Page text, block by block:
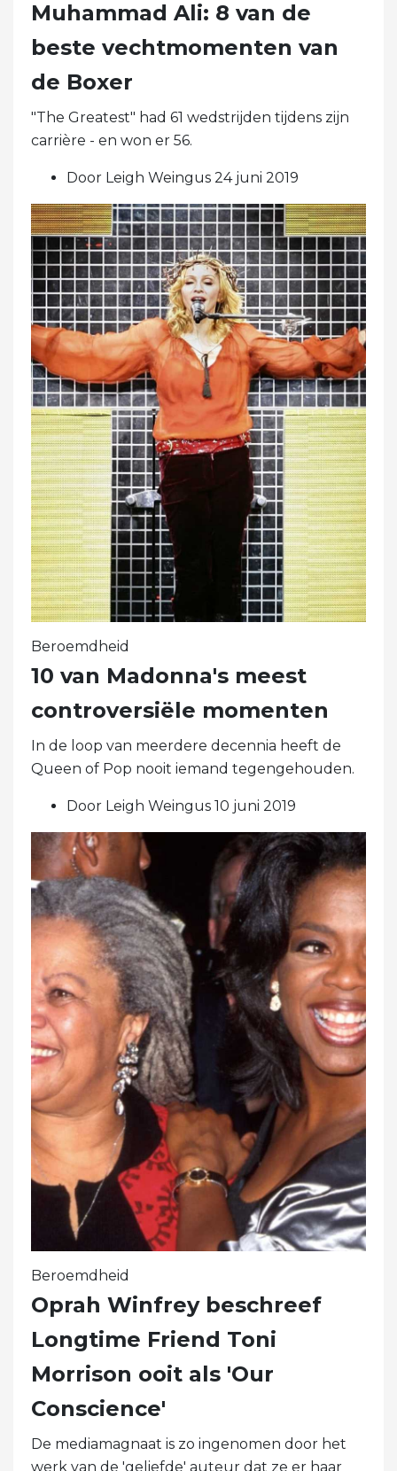
Muhammad Ali: 8 van de
beste vechtmomenten van
de Boxer
"The Greatest" had 61 wedstrijden tijdens zijn
carrière - en won er 56.
Door Leigh Weingus 24 juni 2019
Beroemdheid
10 van Madonna's meest
controversiële momenten
In de loop van meerdere decennia heeft de
Queen of Pop nooit iemand tegengehouden.
Door Leigh Weingus 10 juni 2019
Beroemdheid
Oprah Winfrey beschreef
Longtime Friend Toni
Morrison ooit als 'Our
Conscience'
De mediamagnaat is zo ingenomen door het
werk van de 'geliefde' auteur dat ze er haar